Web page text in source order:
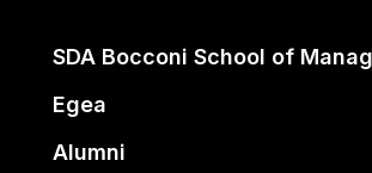
SDA Bocconi School of
Egea
Alumni